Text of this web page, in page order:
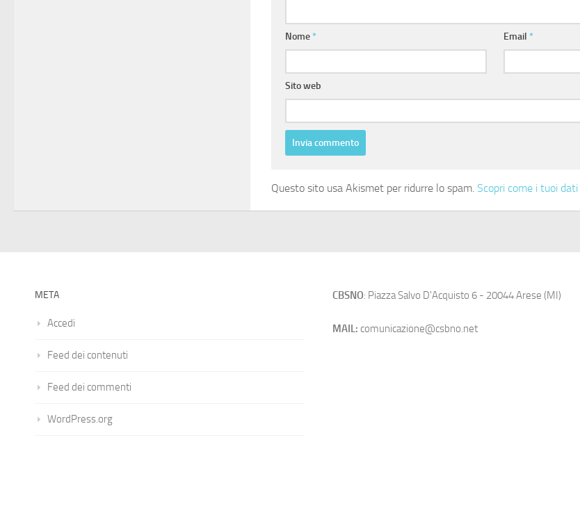
Nome * Email *
Sito web
Questo sito usa Akismet per ridurre lo spam. Scopri come i tuoi
META
Accedi
Feed dei contenuti
Feed dei commenti
WordPress.org
CBSNO: Piazza Salvo D'Acquisto 6 - 20044 Arese (MI)
MAIL: comunicazione@csbno.net